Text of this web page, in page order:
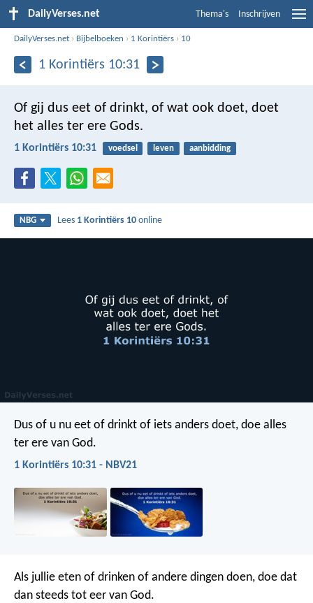
DailyVerses.net Thema's Inschrijven
DailyVerses.net › Bijbelboeken › 1 Korintiërs › 10
1 Korintiërs 10:31
Of gij dus eet of drinkt, of wat ook doet, doet
het alles ter ere Gods.
1 Korintiërs 10:31 voedsel leven aanbidding
NBG Lees 1 Korintiërs 10 online
Dus of u nu eet of drinkt of iets anders doet, doe alles
ter ere van God.
1 Korintiërs 10:31 - NBV21
Als jullie eten of drinken of andere dingen doen, doe dat
dan steeds tot eer van God.